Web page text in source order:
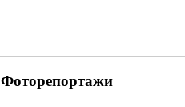
Фоторепортажи